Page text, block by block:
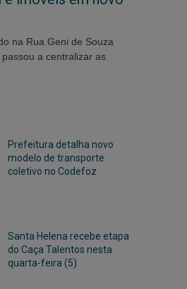
na Rua Geni de Souza
passou a centralizar as
Prefeitura detalha novo
modelo de transporte
coletivo no Codefoz
Santa Helena recebe etapa
do Caça Talentos nesta
quarta-feira (5)